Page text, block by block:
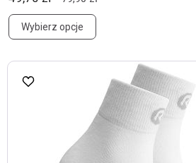
Wybierz opcje